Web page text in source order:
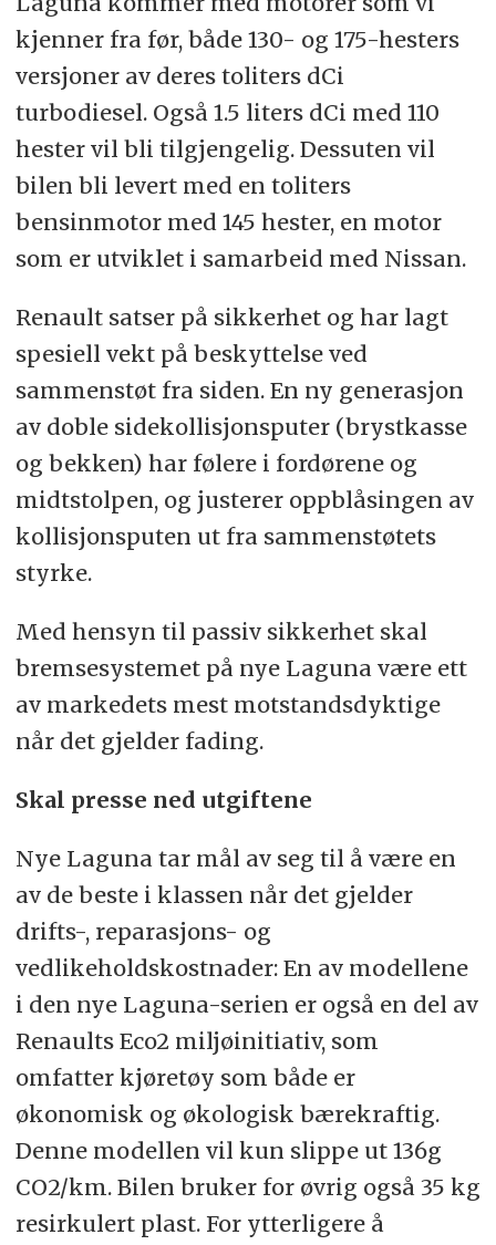
kjenner fra før, både 130- og 175-hesters
versjoner av deres toliters dCi
turbodiesel. Også 1.5 liters dCi med 110
hester vil bli tilgjengelig. Dessuten vil
bilen bli levert med en toliters
bensinmotor med 145 hester, en motor
som er utviklet i samarbeid med Nissan.
Renault satser på sikkerhet og har lagt
spesiell vekt på beskyttelse ved
sammenstøt fra siden. En ny generasjon
av doble sidekollisjonsputer (brystkasse
og bekken) har følere i fordørene og
midtstolpen, og justerer oppblåsingen av
kollisjonsputen ut fra sammenstøtets
styrke.
Med hensyn til passiv sikkerhet skal
bremsesystemet på nye Laguna være ett
av markedets mest motstandsdyktige
når det gjelder fading.
Skal presse ned utgiftene
Nye Laguna tar mål av seg til å være en
av de beste i klassen når det gjelder
drifts-, reparasjons- og
vedlikeholdskostnader: En av modellene
i den nye Laguna-serien er også en del av
Renaults Eco2 miljøinitiativ, som
omfatter kjøretøy som både er
økonomisk og økologisk bærekraftig.
Denne modellen vil kun slippe ut 136g
CO2/km. Bilen bruker for øvrig også 35 kg
resirkulert plast. For ytterligere å